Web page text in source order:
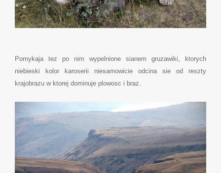
Pomykaja tez po nim wypelnione sianem gruzawiki, ktorych
niebieski kolor karoserii niesamowicie odcina sie od reszty
krajobrazu w ktorej dominuje plowosc i braz.